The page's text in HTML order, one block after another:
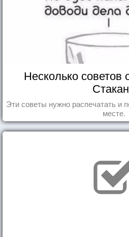
Несколько
Эти советы нужно распечатать и
месте.